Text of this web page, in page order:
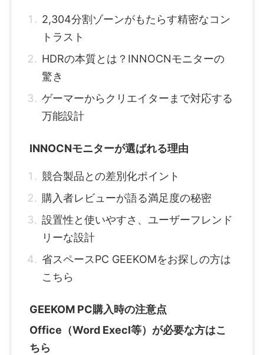
2,304分割ゾーンがもたらす精密なコン
トラスト
HDRの本質とは？INNOCNモニターの
驚き
ゲーマーからクリエイターまで対応する
万能設計
INNOCNモニターが選ばれる理由
競合製品との差別化ポイント
購入者レビューが語る満足度の秘密
設置性と使いやすさ、ユーザーフレンド
リーな設計
省スペースPC GEEKOMをお探しの方は
こちら
GEEKOM PC購入時の注意点
Office（Word Execl等）が必要な方はこ
ちら